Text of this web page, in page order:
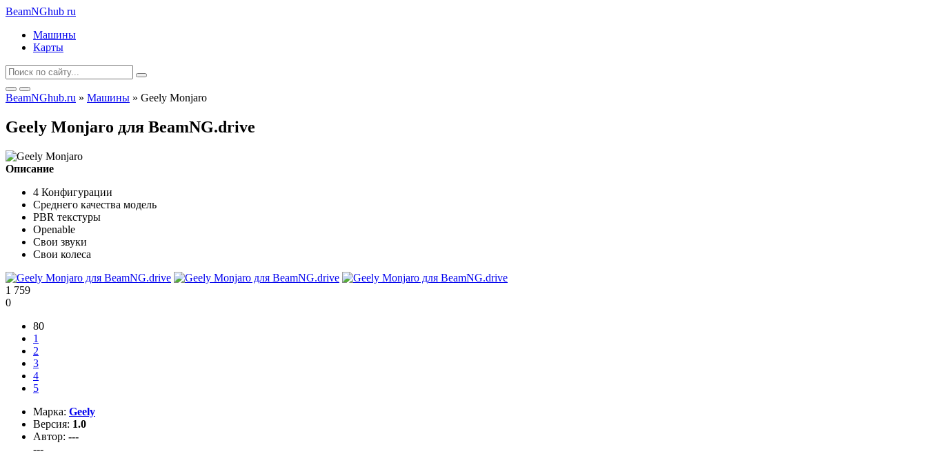
BeamNGhub ru
Машины
Карты
BeamNGhub.ru » Машины » Geely Monjaro
Geely Monjaro для BeamNG.drive
Описание
4 Конфигурации
Среднего качества модель
PBR текстуры
Openable
Свои звуки
Свои колеса
1 759
0
80
1
2
3
4
5
Марка: Geely
Версия: 1.0
Автор: ---
---